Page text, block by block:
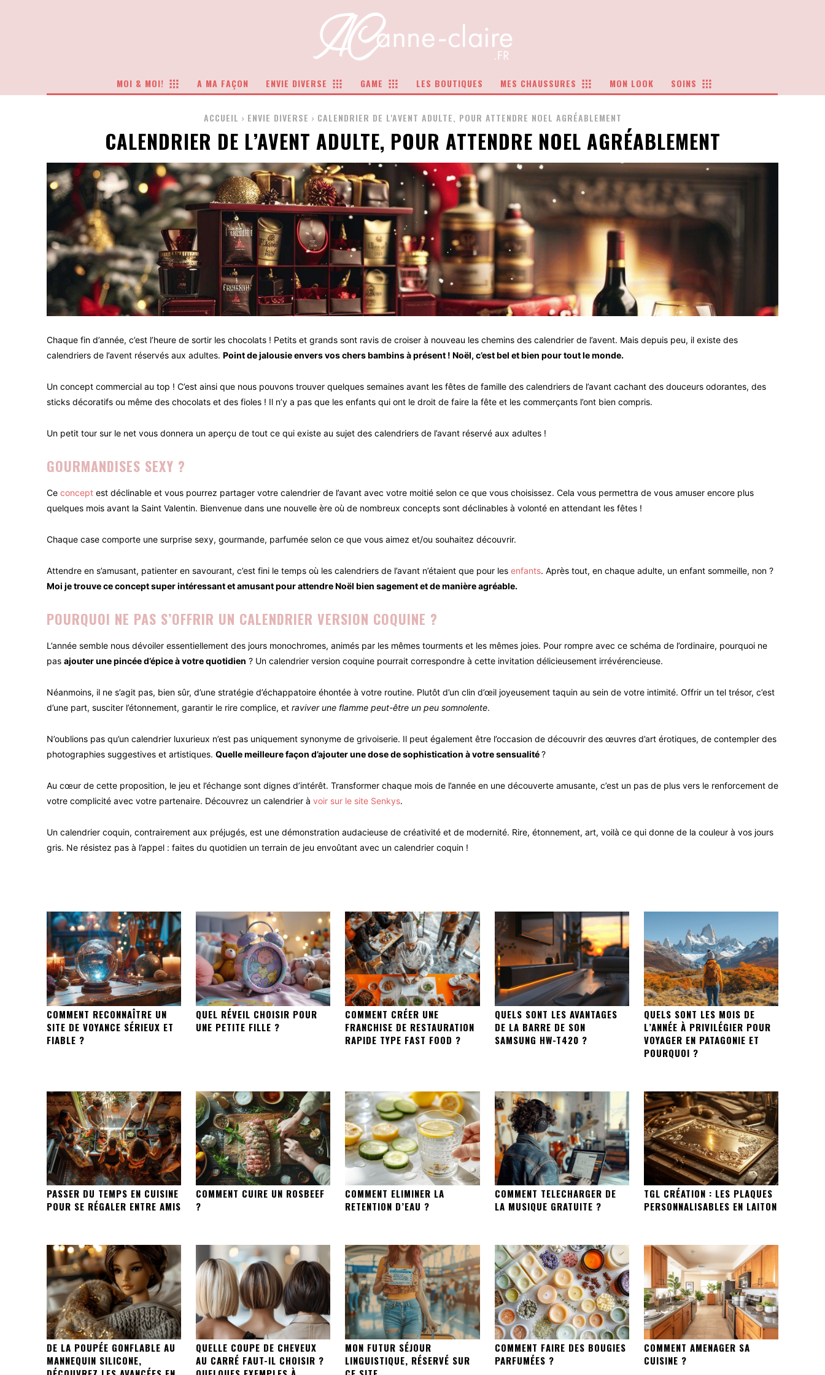
MOI & MOI! A MA FAÇON ENVIE DIVERSE GAME LES BOUTIQUES MES CHAUSSURES MON LOOK SOINS
ACCUEIL ENVIE DIVERSE CALENDRIER DE L'AVENT ADULTE, POUR ATTENDRE NOEL AGRÉABLEMENT
CALENDRIER DE L’AVENT ADULTE, POUR ATTENDRE NOEL AGRÉABLEMENT
Chaque fin d’année, c’est l’heure de sortir les chocolats ! Petits et grands sont ravis de croiser à nouveau les chemins des calendrier de l’avent. Mais depuis peu, il existe des
calendriers de l’avent réservés aux adultes. Point de jalousie envers vos chers bambins à présent ! Noël, c’est bel et bien pour tout le monde.
Un concept commercial au top ! C’est ainsi que nous pouvons trouver quelques semaines avant les fêtes de famille des calendriers de l’avant cachant des douceurs odorantes, des
sticks décoratifs ou même des chocolats et des fioles ! Il n’y a pas que les enfants qui ont le droit de faire la fête et les commerçants l’ont bien compris.
Un petit tour sur le net vous donnera un aperçu de tout ce qui existe au sujet des calendriers de l’avant réservé aux adultes !
GOURMANDISES SEXY ?
Ce concept est déclinable et vous pourrez partager votre calendrier de l’avant avec votre moitié selon ce que vous choisissez. Cela vous permettra de vous amuser encore plus
quelques mois avant la Saint Valentin. Bienvenue dans une nouvelle ère où de nombreux concepts sont déclinables à volonté en attendant les fêtes !
Chaque case comporte une surprise sexy, gourmande, parfumée selon ce que vous aimez et/ou souhaitez découvrir.
Attendre en s’amusant, patienter en savourant, c’est fini le temps où les calendriers de l’avant n’étaient que pour les enfants. Après tout, en chaque adulte, un enfant sommeille, non ?
Moi je trouve ce concept super intéressant et amusant pour attendre Noël bien sagement et de manière agréable.
POURQUOI NE PAS S’OFFRIR UN CALENDRIER VERSION COQUINE ?
L’année semble nous dévoiler essentiellement des jours monochromes, animés par les mêmes tourments et les mêmes joies. Pour rompre avec ce schéma de l’ordinaire, pourquoi ne
pas ajouter une pincée d’épice à votre quotidien ? Un calendrier version coquine pourrait correspondre à cette invitation délicieusement irrévérencieuse.
Néanmoins, il ne s’agit pas, bien sûr, d’une stratégie d’échappatoire éhontée à votre routine. Plutôt d’un clin d’œil joyeusement taquin au sein de votre intimité. Offrir un tel trésor, c’est
d’une part, susciter l’étonnement, garantir le rire complice, et raviver une flamme peut-être un peu somnolente.
N’oublions pas qu’un calendrier luxurieux n’est pas uniquement synonyme de grivoiserie. Il peut également être l’occasion de découvrir des œuvres d’art érotiques, de contempler des
photographies suggestives et artistiques. Quelle meilleure façon d’ajouter une dose de sophistication à votre sensualité?
Au cœur de cette proposition, le jeu et l’échange sont dignes d’intérêt. Transformer chaque mois de l’année en une découverte amusante, c’est un pas de plus vers le renforcement de
votre complicité avec votre partenaire. Découvrez un calendrier à voir sur le site Senkys.
Un calendrier coquin, contrairement aux préjugés, est une démonstration audacieuse de créativité et de modernité. Rire, étonnement, art, voilà ce qui donne de la couleur à vos jours
gris. Ne résistez pas à l’appel : faites du quotidien un terrain de jeu envoûtant avec un calendrier coquin !
COMMENT RECONNAÎTRE UN
SITE DE VOYANCE SÉRIEUX ET
FIABLE ?
QUEL RÉVEIL CHOISIR POUR
UNE PETITE FILLE ?
COMMENT CRÉER UNE
FRANCHISE DE RESTAURATION
RAPIDE TYPE FAST FOOD ?
QUELS SONT LES AVANTAGES
DE LA BARRE DE SON
SAMSUNG HW-T420 ?
QUELS SONT LES MOIS DE
L’ANNÉE À PRIVILÉGIER POUR
VOYAGER EN PATAGONIE ET
POURQUOI ?
PASSER DU TEMPS EN CUISINE
POUR SE RÉGALER ENTRE AMIS
COMMENT CUIRE UN ROSBEEF
?
COMMENT ELIMINER LA
RETENTION D’EAU ?
COMMENT TELECHARGER DE
LA MUSIQUE GRATUITE ?
TGL CRÉATION : LES PLAQUES
PERSONNALISABLES EN LAITON
DE LA POUPÉE GONFLABLE AU
MANNEQUIN SILICONE,
QUELLE COUPE DE CHEVEUX
AU CARRÉ FAUT-IL CHOISIR ?
MON FUTUR SÉJOUR
LINGUISTIQUE, RÉSERVÉ SUR
COMMENT FAIRE DES BOUGIES
PARFUMÉES ?
COMMENT AMENAGER SA
CUISINE ?